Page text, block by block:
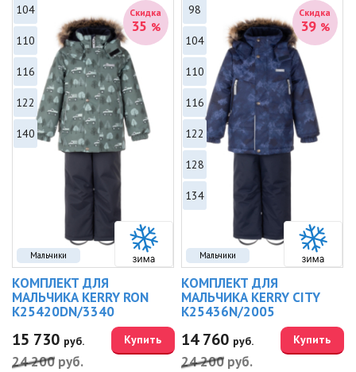
Мальчики
Скидка
35 %
104
110
116
122
140
КОМПЛЕКТ ДЛЯ
МАЛЬЧИКА KERRY RON
K25420DN/3340
15 730 руб.
24 200 руб.
Купить
Мальчики
Скидка
39 %
98
104
110
116
122
128
134
КОМПЛЕКТ ДЛЯ
МАЛЬЧИКА KERRY CITY
K25436N/2005
14 760 руб.
24 200 руб.
Купить